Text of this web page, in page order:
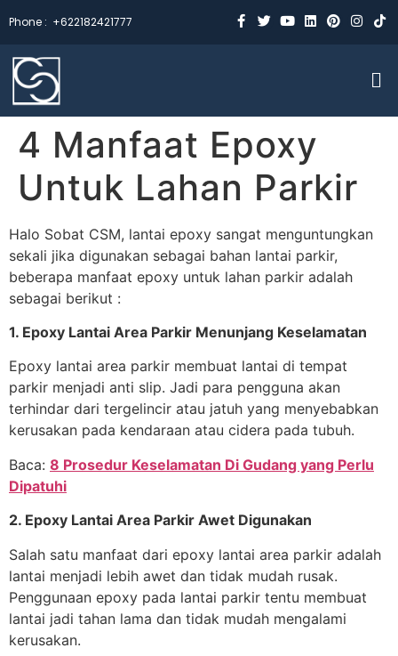
Phone : +622182421777
4 Manfaat Epoxy
Untuk Lahan Parkir
Halo Sobat CSM, lantai epoxy sangat menguntungkan
sekali jika digunakan sebagai bahan lantai parkir,
beberapa manfaat epoxy untuk lahan parkir adalah
sebagai berikut :
1. Epoxy Lantai Area Parkir Menunjang Keselamatan
Epoxy lantai area parkir membuat lantai di tempat
parkir menjadi anti slip. Jadi para pengguna akan
terhindar dari tergelincir atau jatuh yang menyebabkan
kerusakan pada kendaraan atau cidera pada tubuh.
Baca: 8 Prosedur Keselamatan Di Gudang yang Perlu
Dipatuhi
2. Epoxy Lantai Area Parkir Awet Digunakan
Salah satu manfaat dari epoxy lantai area parkir adalah
lantai menjadi lebih awet dan tidak mudah rusak.
Penggunaan epoxy pada lantai parkir tentu membuat
lantai jadi tahan lama dan tidak mudah mengalami
kerusakan.